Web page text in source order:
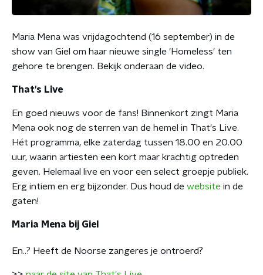
Maria Mena was vrijdagochtend (16 september) in de
show van Giel om haar nieuwe single 'Homeless' ten
gehore te brengen. Bekijk onderaan de video.
That's Live
En goed nieuws voor de fans! Binnenkort zingt Maria
Mena ook nog de sterren van de hemel in That's Live.
Hét programma, elke zaterdag tussen 18.00 en 20.00
uur, waarin artiesten een kort maar krachtig optreden
geven. Helemaal live en voor een select groepje publiek.
Erg intiem en erg bijzonder. Dus houd de website in de
gaten!
Maria Mena bij Giel
En..? Heeft de Noorse zangeres je ontroerd?